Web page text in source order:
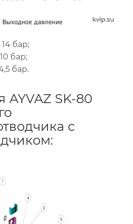
бар;
бар;
бар.
AYVAZ SK-80
с